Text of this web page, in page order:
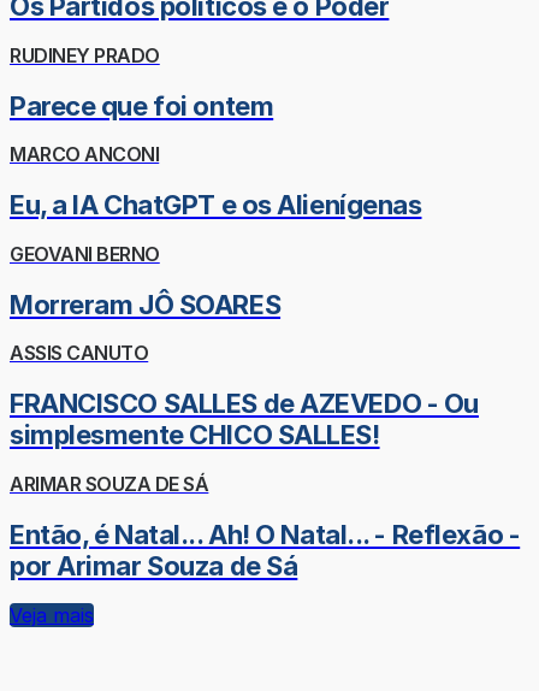
Os Partidos políticos e o Poder
RUDINEY PRADO
Parece que foi ontem
MARCO ANCONI
Eu, a IA ChatGPT e os Alienígenas
GEOVANI BERNO
Morreram JÔ SOARES
ASSIS CANUTO
FRANCISCO SALLES de AZEVEDO - Ou
simplesmente CHICO SALLES!
ARIMAR SOUZA DE SÁ
Então, é Natal... Ah! O Natal... - Reflexão -
por Arimar Souza de Sá
Veja mais